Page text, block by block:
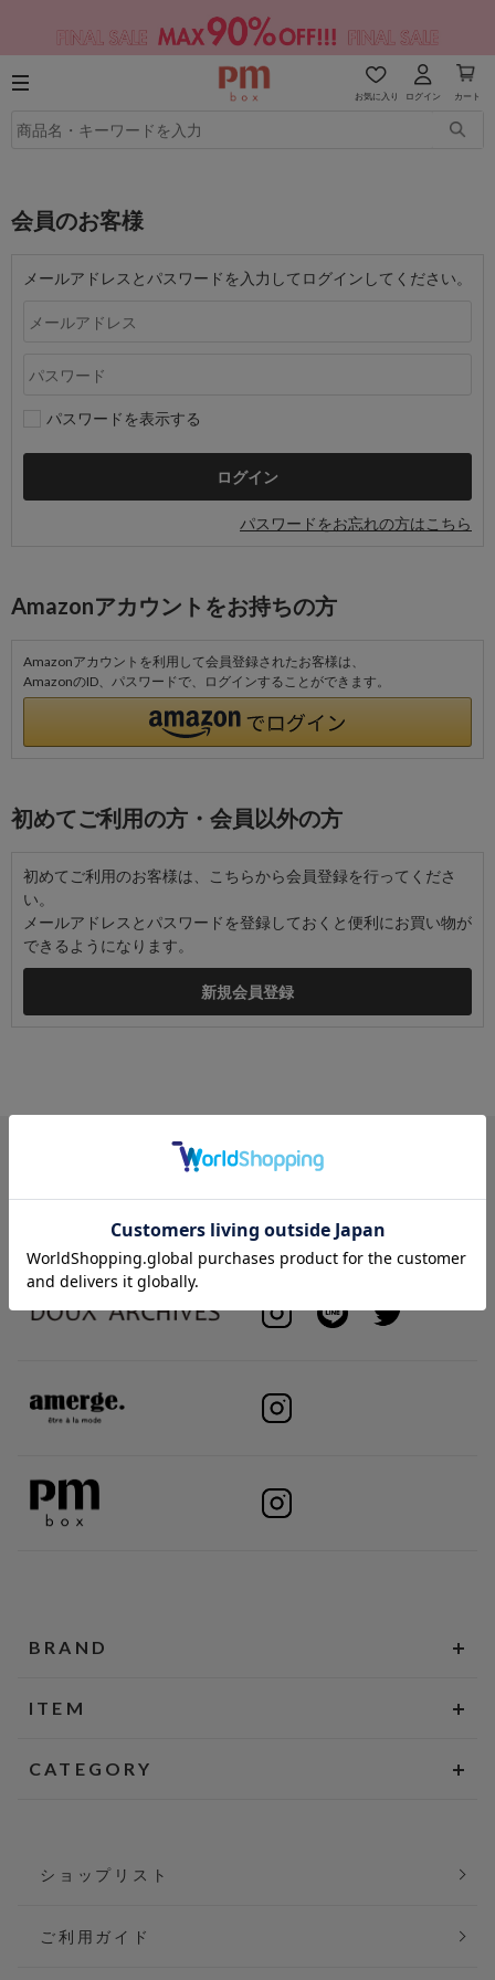
お気に入り ログイン カート
会員のお客様
メールアドレスとパスワードを入力してログインしてください。
パスワードを表示する
パスワードをお忘れの方はこちら
Amazonアカウントをお持ちの方
Amazonアカウントを利用して会員登録されたお客様は、
AmazonのID、パスワードで、ログインすることができます。
初めてご利用の方・会員以外の方
初めてご利用のお客様は、こちらから会員登録を行ってくださ
い。
メールアドレスとパスワードを登録しておくと便利にお買い物が
できるようになります。
BRAND
ITEM
CATEGORY
ショップリスト
ご利用ガイド